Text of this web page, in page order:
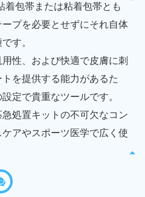
着包帯または粘着包帯とも
プを必要とせずにそれ自体
す。
性、および快適で皮膚に刺
を提供する能力があるた
定で貴重なツールです。
処置キットの不可欠なコン
アやスポーツ医学で広く使